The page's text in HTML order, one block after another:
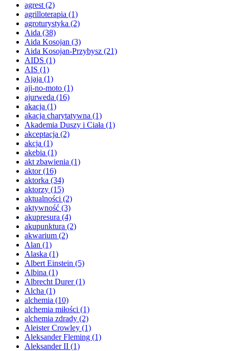
agrest (2)
agrilloterapia (1)
agroturystyka (2)
Aida (38)
Aida Kosojan (3)
Aida Kosojan-Przybysz (21)
AIDS (1)
AIS (1)
Ajaja (1)
aji-no-moto (1)
ajurweda (16)
akacja (1)
akacja charytatywna (1)
Akademia Duszy i Ciała (1)
akceptacja (2)
akcja (1)
akebia (1)
akt zbawienia (1)
aktor(16)
aktorka (34)
aktorzy (15)
aktualności (2)
aktywność (3)
akupresura (4)
akupunktura (2)
akwarium (2)
Alan (1)
Alaska (1)
Albert Einstein (5)
Albina (1)
Albrecht Durer(1)
Alcha (1)
alchemia (10)
alchemia miłości (1)
alchemia zdrady (2)
Aleister Crowley (1)
Aleksander Fleming (1)
Aleksander II (1)